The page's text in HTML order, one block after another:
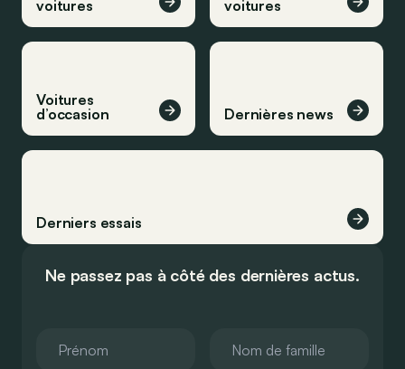
voitures
voitures
Voitures
d’occasion
Dernières news
Derniers essais
Ne passez pas à côté des dernières actus.